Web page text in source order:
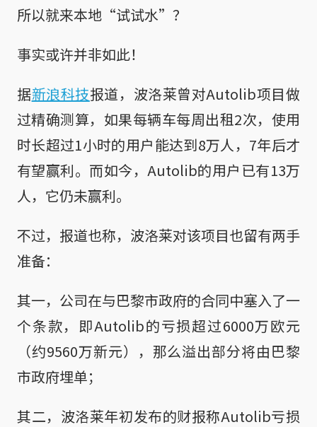
所以就来本地“试试水”？
事实或许并非如此！
据新浪科技报道，波洛莱曾对Autolib项目做
过精确测算，如果每辆车每周出租2次，使用
时长超过1小时的用户能达到8万人，7年后才
有望赢利。而如今，Autolib的用户已有13万
人，它仍未赢利。
不过，报道也称，波洛莱对该项目也留有两手
准备：
其一，公司在与巴黎市政府的合同中塞入了一
个条款，即Autolib的亏损超过6000万欧元
（约9560万新元），那么溢出部分将由巴黎
市政府埋单；
其二，波洛莱年初发布的财报称Autolib亏损